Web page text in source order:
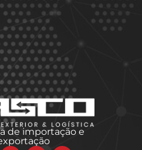
de importação e